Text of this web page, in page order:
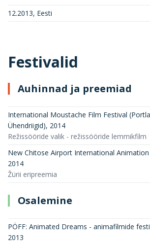
12.2013, Eesti
Festivalid
Auhinnad ja preemiad
International Moustache Film Festival
Ühendriigid), 2014
Režissööride valik - režissööride lemmikfilm
New Chitose Airport International Animation
2014
Žürii eripreemia
Osalemine
PÖFF: Animated Dreams - animafilmide
2013